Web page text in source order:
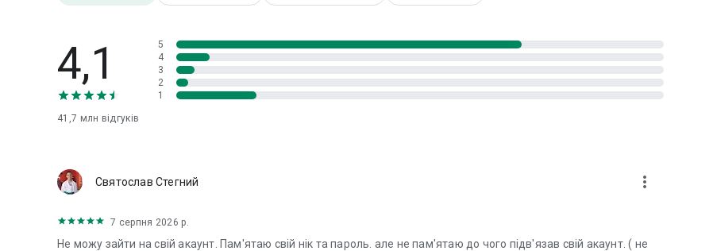
КОНТАКТИ: https://corp.roblox.com/contact/
ПОСІБНИК ДЛЯ БАТЬКІВ: https://corp.roblox.com/parents/
УМОВИ ВИКОРИСТАННЯ: https://en.help.roblox.com/hc/en-us/articles/115004647846
УВАГА: Потрібне підключення до мережі. Roblox найкраще працює через Wi-Fi.
4,1
41,7 млн відгуків
5
4
3
2
1
Святослав Стегний more_vert
7 серпня 2026 р.
Не можу зайти на свій акаунт. Пам'ятаю свій нік та пароль. але не пам'ятаю до чого підв'язав свій акаунт. ( не